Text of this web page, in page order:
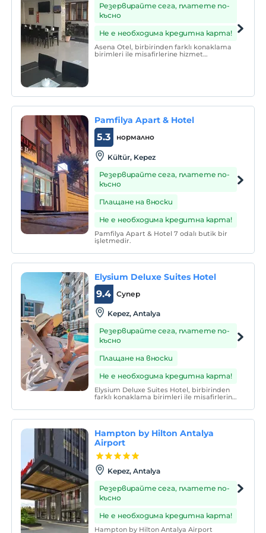
Резервирайте сега, платете по-
късно
Не е необходима кредитна карта!
Asena Otel, birbirinden farklı konaklama
birimleri ile misafirlerine hizmet
Pamfilya Apart & Hotel
нормално
5.3
Kültür, Kepez
Резервирайте сега, платете по-
късно
Плащане на вноски
Не е необходима кредитна карта!
Pamfilya Apart & Hotel 7 odalı butik bir
işletmedir.
Elysium Deluxe Suites Hotel
Супер
9.4
Kepez, Antalya
Резервирайте сега, платете по-
късно
Плащане на вноски
Не е необходима кредитна карта!
Elysium Deluxe Suites Hotel, birbirinden
farklı konaklama birimleri ile misafirlerine
Hampton by Hilton Antalya
Airport
Kepez, Antalya
Резервирайте сега, платете по-
късно
Не е необходима кредитна карта!
Hampton by Hilton Antalya Airport